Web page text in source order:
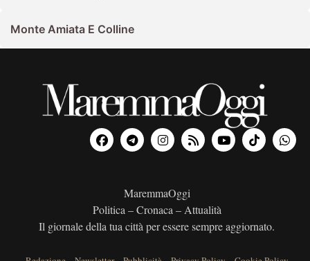
Monte Amiata E Colline
MaremmaOggi
Politica – Cronaca – Attualità
Il giornale della tua città per essere sempre aggiornato.